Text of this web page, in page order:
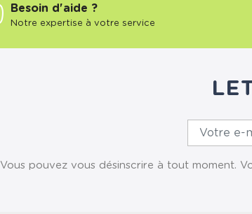
Besoin d'aide ?
Notre expertise à votre service
Vous pouvez vous désinscrire à tout moment.